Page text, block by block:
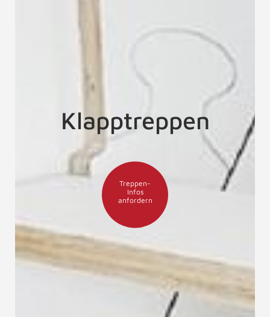
Klapptreppen
Treppen-
Infos
anfordern